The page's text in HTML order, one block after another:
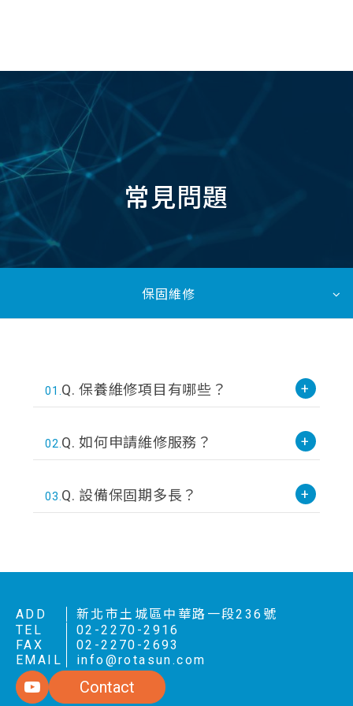
常見問題
保固維修
01. Q. 保養維修項目有哪些？ +
02. Q. 如何申請維修服務？ +
03. Q. 設備保固期多長？ +
ADD
新北市土城區中華路一段236號
TEL
02-2270-2916
FAX
02-2270-2693
EMAIL
info@rotasun.com
Contact